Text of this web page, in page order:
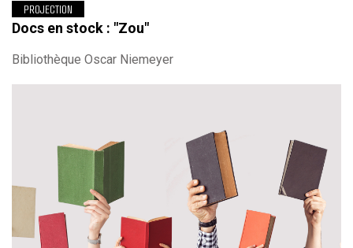
PROJECTION
Docs en stock : "Zou"
Bibliothèque Oscar Niemeyer